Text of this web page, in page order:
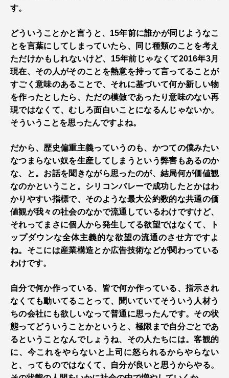
す。
どういうことかと言うと、15年前に誰かが同じようなこ
とを言葉にしてしまっていたら、同じ種類のことを考え
ただけかもしれないけど、15年前じゃなくて2016年3月
現在、その人がそのことを熱意を持って言ってることが
すごく意味のあることで、それに基づいて何か新しい物
を作ったとしたら、ただの模倣であったり意味のない再
現ではなくて、むしろ面白いことになるんじゃないか。
そういうことを思ったんですよね。
だから、歴史偏重主義っていうのも、かつての僕みたい
なつまらない奴を生産してしまうという弊害もあるのか
な、と。お話を聞きながら思ったのが、結局何が価値観
なのかということ。シリコンバレーで成功したとかはわ
かりやすい指標で、そのような最大公約数的な共通の価
値観が我々の社会のなかで流通しているわけですけど、
それってまさに個人から発生してる欲望ではなくて、ト
ップダウンな全体主義的な欲望の流通のさせ方ですよ
ね。そこには産業構造とか広告技術などが関わっている
わけです。
自分で何か作っている、皆で何か作っている、指示され
なくても動いてることって、聞いていてそういう人材う
ちの会社にも欲しいなって普通に思ったんです。その状
態ってどういうことかというと、極限まで自分ごとであ
るということなんでしょうね、その人たちには。客観的
に、今これをやらないと上司に怒られるからやらない
と、ってものではなくて、自分が良いと思うからやる。